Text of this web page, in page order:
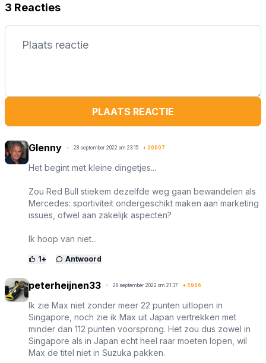
3 Reacties
PLAATS REACTIE
Glenny 28 september 2022 om 23:15 + 20007
Het begint met kleine dingetjes...
Zou Red Bull stiekem dezelfde weg gaan bewandelen als
Mercedes: sportiviteit ondergeschikt maken aan marketing
issues, ofwel aan zakelijk aspecten?
Ik hoop van niet...
1+ Antwoord
peterheijnen33 28 september 2022 om 21:37 + 5966
Ik zie Max niet zonder meer 22 punten uitlopen in
Singapore, noch zie ik Max uit Japan vertrekken met
minder dan 112 punten voorsprong. Het zou dus zowel in
Singapore als in Japan echt heel raar moeten lopen, wil
Max de titel niet in Suzuka pakken.